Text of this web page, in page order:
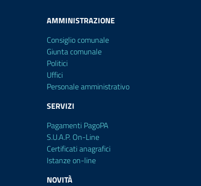
AMMINISTRAZIONE
Consiglio comunale
Giunta comunale
Politici
Uffici
Personale amministrativo
SERVIZI
Pagamenti PagoPA
S.U.A.P. On-Line
Certificati anagrafici
Istanze on-line
NOVITÀ